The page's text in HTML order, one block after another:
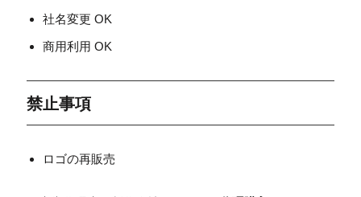
社名変更 OK
商用利用 OK
禁止事項
ロゴの再販売